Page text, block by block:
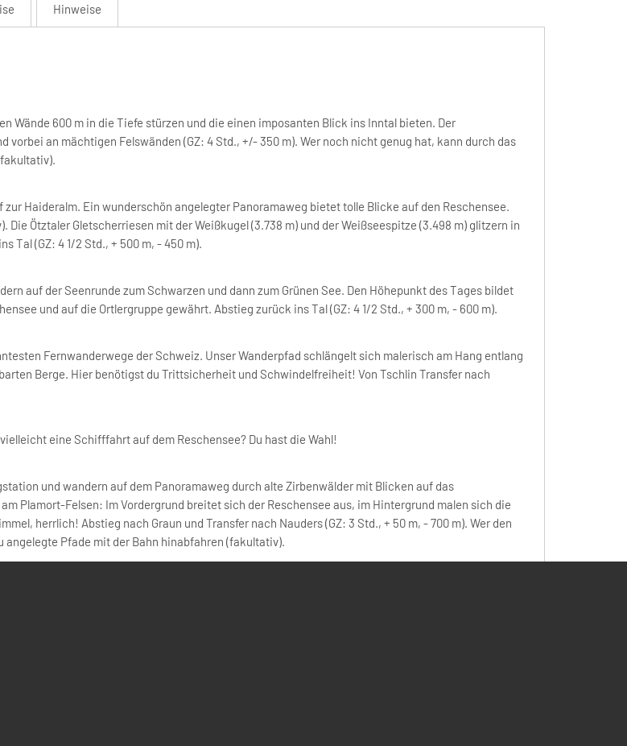
Hinweise
Wände 600 m in die Tiefe stürzen und die einen imposanten Blick ins Inntal bieten. Der
an mächtigen Felswänden (GZ: 4 Std., +/- 350 m). Wer noch nicht genug hat, kann durch das
Haideralm. Ein wunderschön angelegter Panoramaweg bietet tolle Blicke auf den Reschensee.
Ötztaler Gletscherriesen mit der Weißkugel (3.738 m) und der Weißseespitze (3.498 m) glitzern in
Tal (GZ: 4 1/2 Std., + 500 m, - 450 m).
auf der Seenrunde zum Schwarzen und dann zum Grünen See. Den Höhepunkt des Tages bildet
und auf die Ortlergruppe gewährt. Abstieg zurück ins Tal (GZ: 4 1/2 Std., + 300 m, - 600 m).
Fernwanderwege der Schweiz. Unser Wanderpfad schlängelt sich malerisch am Hang entlang
Berge. Hier benötigst du Trittsicherheit und Schwindelfreiheit! Von Tschlin Transfer nach
eine Schifffahrt auf dem Reschensee? Du hast die Wahl!
und wandern auf dem Panoramaweg durch alte Zirbenwälder mit Blicken auf das
Plamort-Felsen: Im Vordergrund breitet sich der Reschensee aus, im Hintergrund malen sich die
herrlich! Abstieg nach Graun und Transfer nach Nauders (GZ: 3 Std., + 50 m, - 700 m). Wer den
Pfade mit der Bahn hinabfahren (fakultativ).